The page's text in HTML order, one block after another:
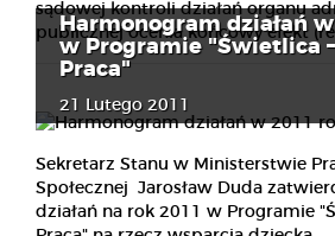
sądowej kontroli działań organu
publicznej ocenia końcowy efekt
Harmonogram działań
w Programie "Świetlica –
Praca"
21 Lutego 2011
Sekretarz Stanu w Ministerstwie
Społecznej Jarosław Duda
działań na rok 2011 w Programie